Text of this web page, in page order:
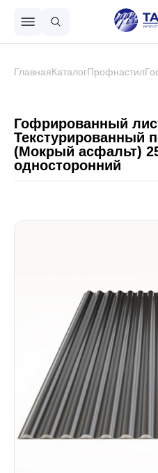
Сваи винтовые
Забор
Кровля
ГлавнаяКаталогПрофнастил
Гофрированный
Текстурированный
(Мокрый асфальт)
односторонний